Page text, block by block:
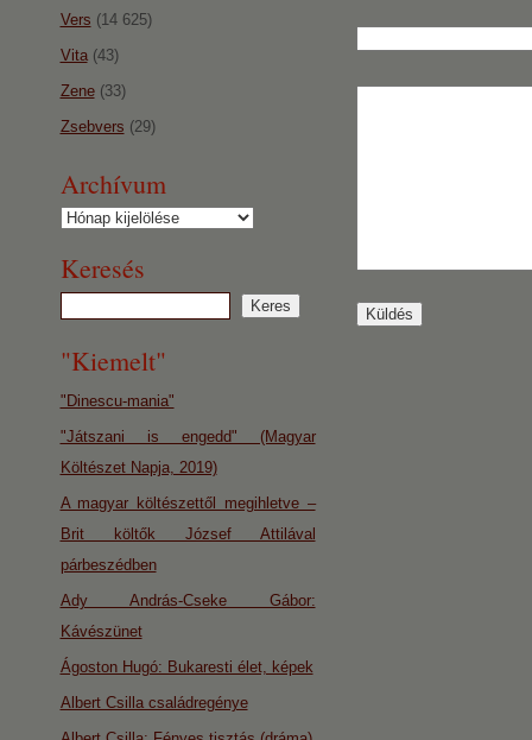
Vers (14 625)
Vita(43)
Zene(33)
Zsebvers (29)
Archívum
Archívum
Keresés
"Kiemelt"
"Dinescu-mania"
"Játszani is engedd" (Magyar
Költészet Napja, 2019)
A magyar költészettől megihletve –
Brit költők József Attilával
párbeszédben
Ady András-Cseke Gábor:
Kávészünet
Ágoston Hugó: Bukaresti élet, képek
Albert Csilla családregénye